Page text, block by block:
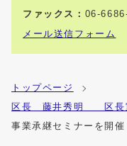
ファックス： 06-
メール送信フォーム
トップページ
区長 藤井秀明 区長室
事業承継セミナーを開催